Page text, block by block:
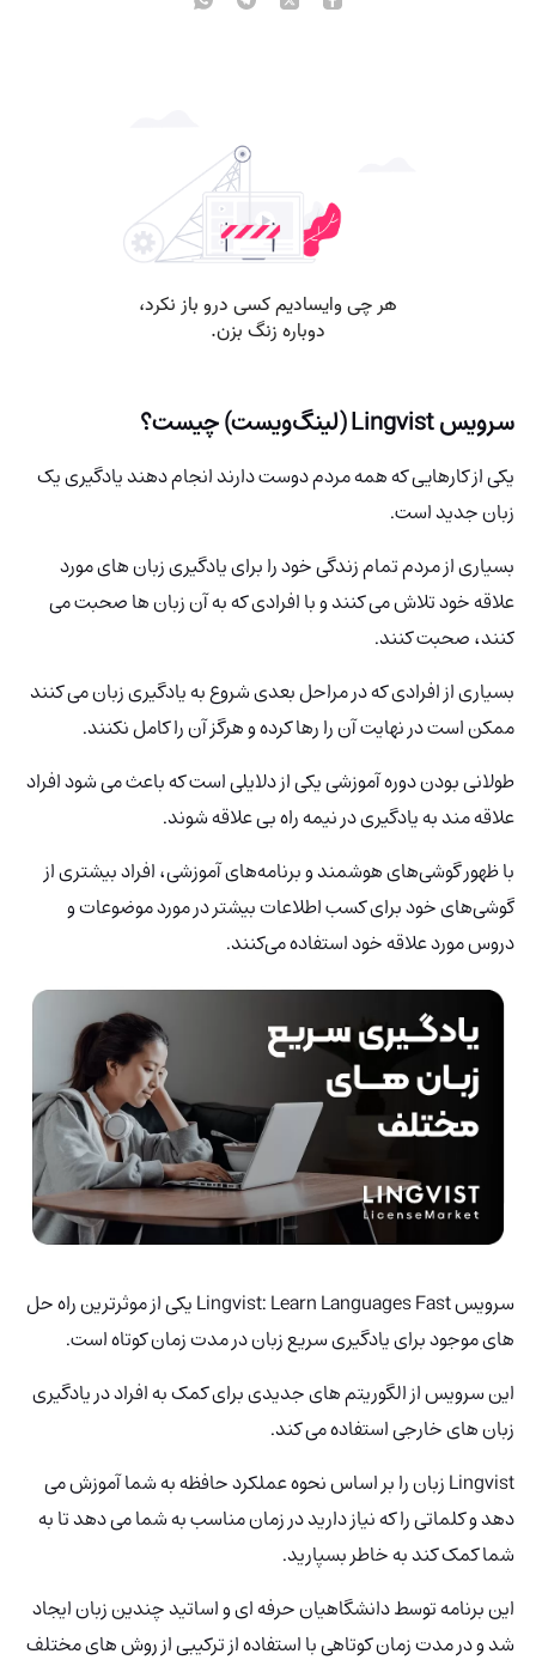
سرویس Lingvist (لینگ‌ویست) چیست؟
یکی از کارهایی که همه مردم دوست دارند انجام دهند یادگیری یک
زبان جدید است.
بسیاری از مردم تمام زندگی خود را برای یادگیری زبان های مورد
علاقه خود تلاش می کنند و با افرادی که به آن زبان ها صحبت می
کنند، صحبت کنند.
بسیاری از افرادی که در مراحل بعدی شروع به یادگیری زبان می کنند
ممکن است در نهایت آن را رها کرده و هرگز آن را کامل نکنند.
طولانی بودن دوره آموزشی یکی از دلایلی است که باعث می شود افراد
علاقه مند به یادگیری در نیمه راه بی علاقه شوند.
با ظهور گوشی‌های هوشمند و برنامه‌های آموزشی، افراد بیشتری از
گوشی‌های خود برای کسب اطلاعات بیشتر در مورد موضوعات و
دروس مورد علاقه خود استفاده می‌کنند.
سرویس Lingvist:
Learn Languages ​​Fast یکی از موثرترین راه حل
های موجود برای یادگیری سریع زبان در مدت زمان کوتاه است.
این سرویس از الگوریتم های جدیدی برای کمک به افراد در یادگیری
زبان های خارجی استفاده می کند.
Lingvist زبان را بر اساس نحوه عملکرد حافظه به شما آموزش می
دهد و کلماتی را که نیاز دارید در زمان مناسب به شما می دهد تا به
شما کمک کند به خاطر بسپارید.
این برنامه توسط دانشگاهیان حرفه ای و اساتید چندین زبان ایجاد
شد و در مدت زمان کوتاهی با استفاده از ترکیبی از روش های مختلف